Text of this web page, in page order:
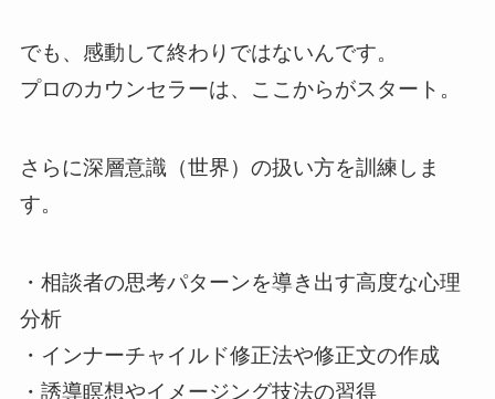
でも、感動して終わりではないんです。
プロのカウンセラーは、ここからがスタート。
さらに深層意識（世界）の扱い方を訓練しま
す。
・相談者の思考パターンを導き出す高度な心理
分析
・インナーチャイルド修正法や修正文の作成
・誘導瞑想やイメージング技法の習得